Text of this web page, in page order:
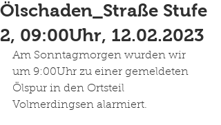
Ölschaden_Straße Stufe
2, 09:00Uhr, 12.02.2023
Am Sonntagmorgen wurden wir
um 9:00Uhr zu einer gemeldeten
Ölspur in den Ortsteil
Volmerdingsen alarmiert.